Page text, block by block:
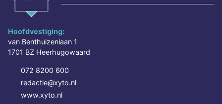
Hoofdvestiging:
van Benthuizenlaan 1
1701 BZ Heerhugowaard
072 8200 600
redactie@xyto.nl
www.xyto.nl